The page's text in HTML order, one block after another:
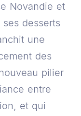
Novandie et
ses desserts
une
des
pilier
entre
et qui